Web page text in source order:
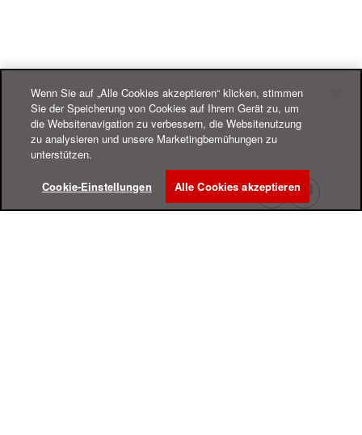
Wenn Sie auf „Alle Cookies akzeptieren“ klicken, stimmen
Sie der Speicherung von Cookies auf Ihrem Gerät zu, um
die Websitenavigation zu verbessern, die Websitenutzung
zu analysieren und unsere Marketingbemühungen zu
unterstützen.
Cookie-Einstellungen Alle Cookies akzeptieren